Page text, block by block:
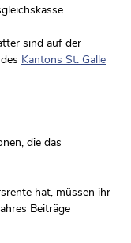
sind auf der
Kantons St. Galle
die das
hat, müssen ihr
Beiträge